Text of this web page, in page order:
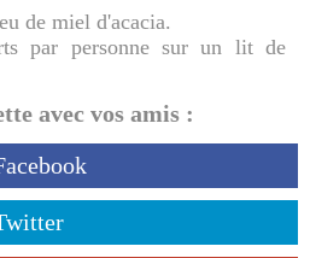
de miel d'acacia.
par personne sur un lit de
avec vos amis :